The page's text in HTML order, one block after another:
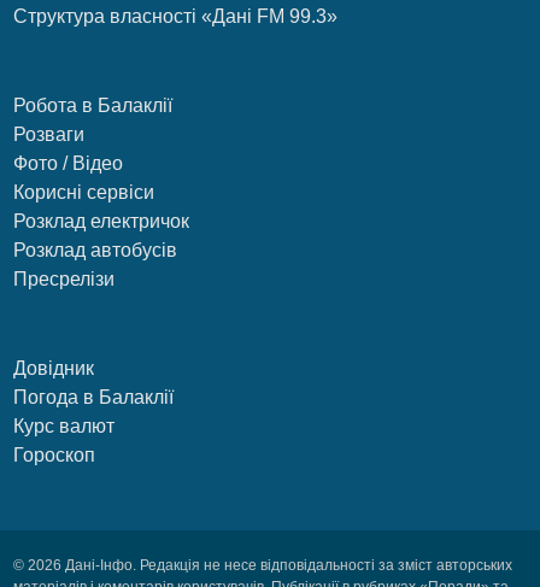
Структура власності «Дані FM 99.3»
Робота в Балаклії
Розваги
Фото / Відео
Корисні сервіси
Розклад електричок
Розклад автобусів
Пресрелізи
Довідник
Погода в Балаклії
Курс валют
Гороскоп
© 2026 Дані-Інфо. Редакція не несе відповідальності за зміст авторських